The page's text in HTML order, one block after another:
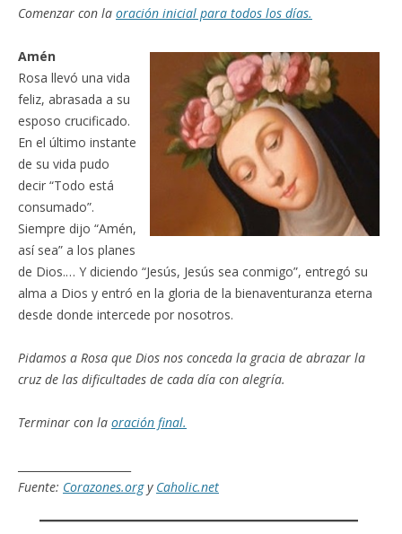
Comenzar con la oración inicial para todos los días.
Amén
Rosa llevó una vida
feliz, abrasada a su
esposo crucificado.
En el último instante
de su vida pudo
decir “Todo está
consumado”.
Siempre dijo “Amén,
así sea” a los planes
de Dios.… Y diciendo “Jesús, Jesús sea conmigo”, entregó su
alma a Dios y entró en la gloria de la bienaventuranza eterna
desde donde intercede por nosotros.
Pidamos a Rosa que Dios nos conceda la gracia de abrazar la
cruz de las dificultades de cada día con alegría.
Terminar con la oración final.
Fuente: Corazones.orgy Caholic.net